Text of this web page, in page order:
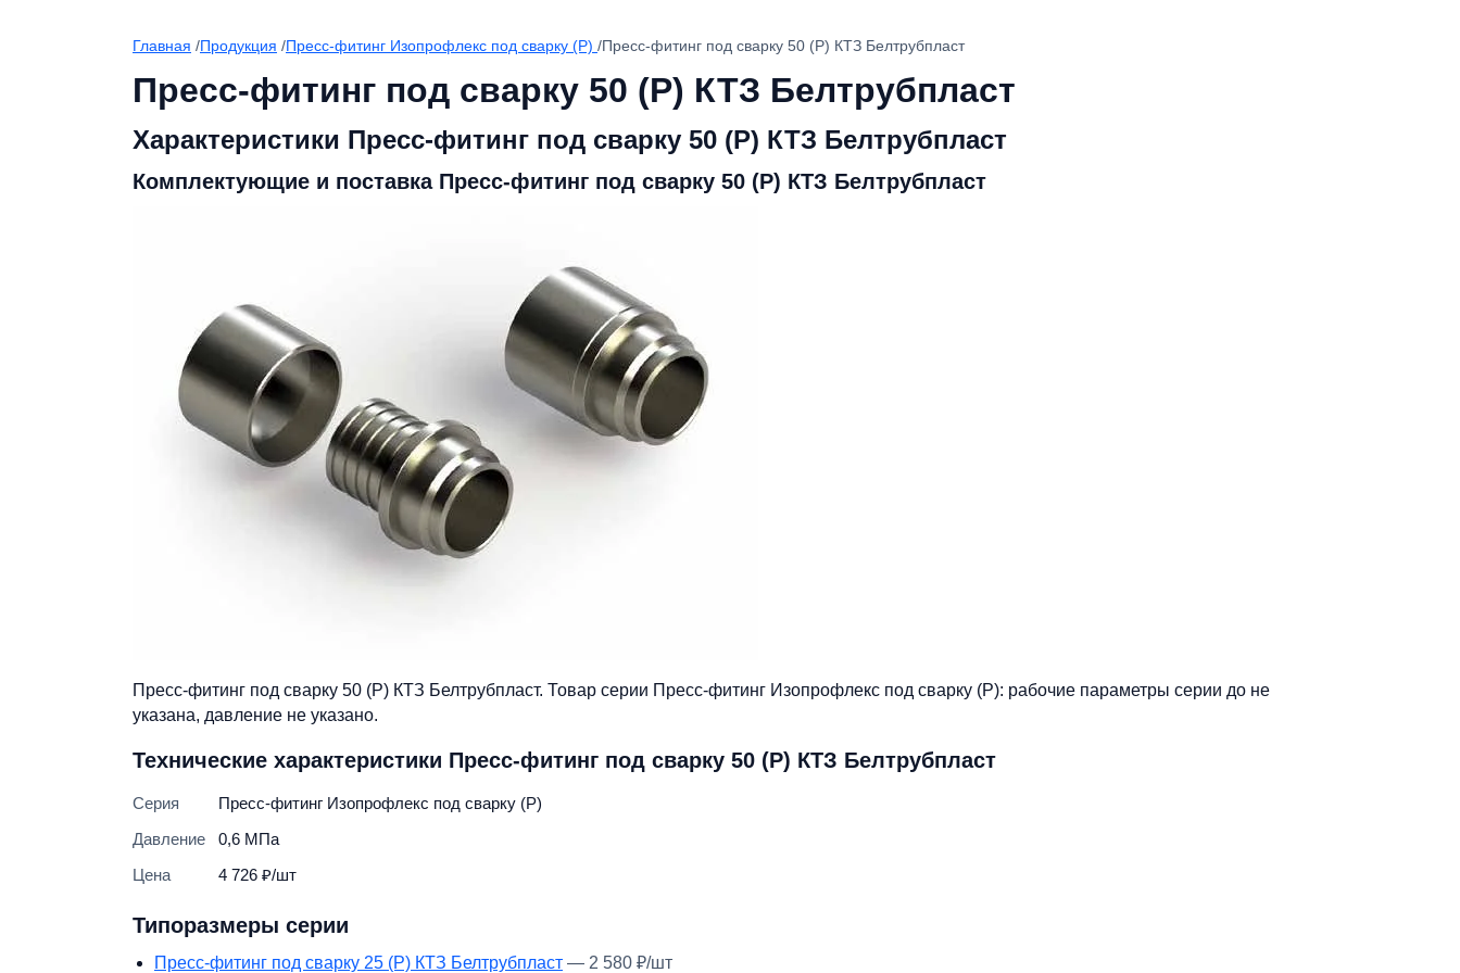
Главная /Продукция /Пресс-фитинг Изопрофлекс под сварку (Р) /Пресс-фитинг под сварку 50 (Р) КТЗ Белтрубпласт
Пресс-фитинг под сварку 50 (Р) КТЗ Белтрубпласт
Характеристики Пресс-фитинг под сварку 50 (Р) КТЗ Белтрубпласт
Комплектующие и поставка Пресс-фитинг под сварку 50 (Р) КТЗ Белтрубпласт
Пресс-фитинг под сварку 50 (Р) КТЗ Белтрубпласт. Товар серии Пресс-фитинг Изопрофлекс под сварку (Р): рабочие параметры серии до не
указана, давление не указано.
Технические характеристики Пресс-фитинг под сварку 50 (Р) КТЗ Белтрубпласт
Серия
Пресс-фитинг Изопрофлекс под сварку (Р)
Давление
0,6 МПа
Цена
4 726 ₽/шт
Типоразмеры серии
Пресс-фитинг под сварку 25 (Р) КТЗ Белтрубпласт — 2 580 ₽/шт